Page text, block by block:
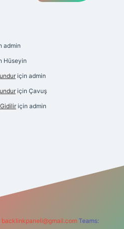
admin
Hüseyin
için admin
için Çavuş
için admin
backlinkpaneli@gmail.com Teams: